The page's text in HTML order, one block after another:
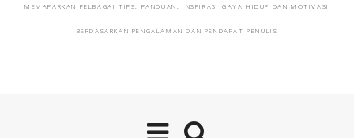
MEMAPARKAN PELBAGAI TIPS, PANDUAN, INSPIRASI GAYA HIDUP DAN MOTIVASI
BERDASARKAN PENGALAMAN DAN PENDAPAT PENULIS